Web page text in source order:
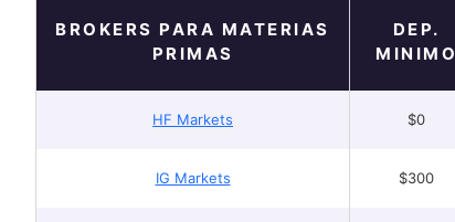
BROKERS PARA MATERIAS
PRIMAS
DEP.
MINIMO
HF Markets $0
IG Markets $300